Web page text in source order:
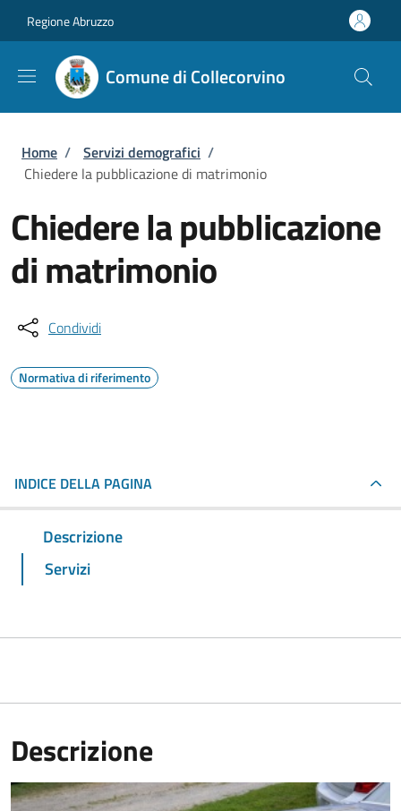
Regione Abruzzo
Comune di Collecorvino
Briciole di pane
Home / Servizi demografici /
Chiedere la pubblicazione di matrimonio
Chiedere la pubblicazione
di matrimonio
Condividi
Normativa di riferimento
INDICE DELLA PAGINA
Descrizione
Servizi
Descrizione